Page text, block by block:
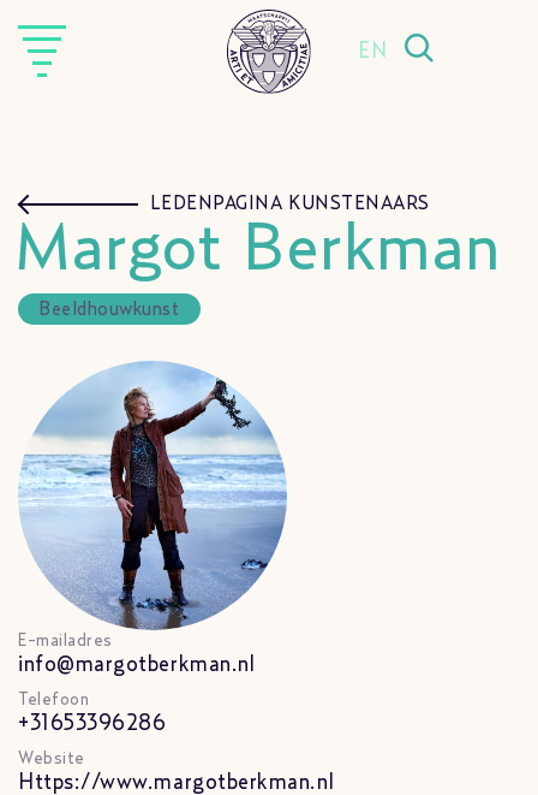
EN
LEDENPAGINA KUNSTENAARS
Margot Berkman
Beeldhouwkunst
E-mailadres
info@margotberkman.nl
Telefoon
+31653396286
Website
Https://www.margotberkman.nl